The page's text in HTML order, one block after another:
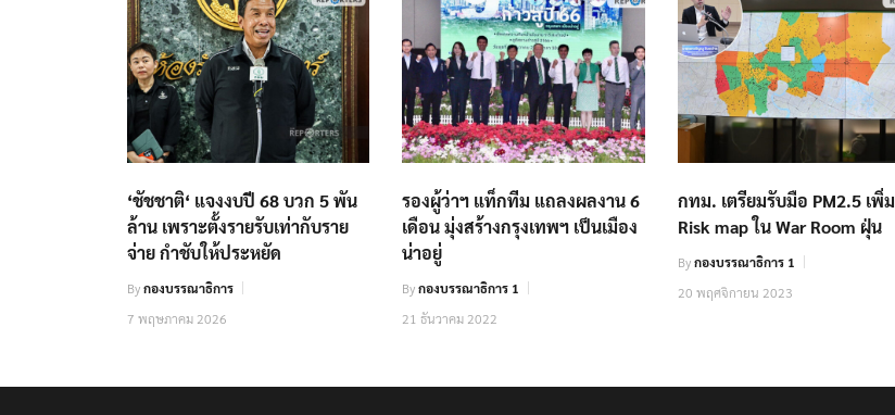
‘ชัชชาติ‘ แจงงบปี 68 บวก 5 พัน
ล้าน เพราะตั้งรายรับเท่ากับราย
จ่าย กำชับให้ประหยัด
Byกองบรรณาธิการ
7 พฤษภาคม 2026
รองผู้ว่าฯ แท็กทีม แถลงผลงาน 6
เดือน มุ่งสร้างกรุงเทพฯ เป็นเมือง
น่าอยู่
Byกองบรรณาธิการ 1
21 ธันวาคม 2022
กทม. เตรียมรับมือ PM2.5 เพิ่ม
Risk map ใน War Room ฝุ่น
Byกองบรรณาธิการ 1
20 พฤศจิกายน 2023